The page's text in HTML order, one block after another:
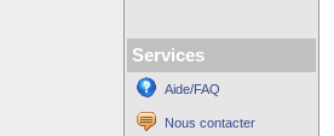
Services
Aide/FAQ
Nous contacter